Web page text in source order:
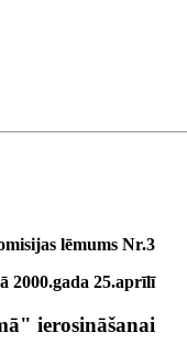
lēmums Nr.3
2000.gada 25.aprīlī
ierosināšanai